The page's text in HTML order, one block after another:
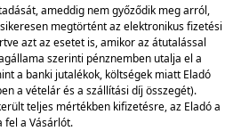
ameddig nem győződik meg arról,
megtörtént az elektronikus fizetési
azt az esetet is, amikor az átutalással
szerinti pénznemben utalja el a
a banki jutalékok, költségek miatt Eladó
a vételár és a szállítási díj összegét).
teljes mértékben kifizetésre, az Eladó a
fel a Vásárlót.